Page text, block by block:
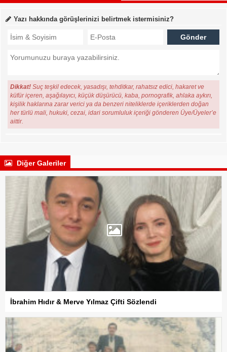
Yazı hakkında görüşlerinizi belirtmek istermisiniz?
Dikkat! Suç teşkil edecek, yasadışı, tehditkar, rahatsız edici, hakaret ve
küfür içeren, aşağılayıcı, küçük düşürücü, kaba, pornografik, ahlaka aykırı,
kişilik haklarına zarar verici ya da benzeri niteliklerde içeriklerden doğan
her türlü mali, hukuki, cezai, idari sorumluluk içeriği gönderen Üye/Üyeler’e
aittir.
Diğer Galeriler
İbrahim Hıdır & Merve Yılmaz Çifti Sözlendi